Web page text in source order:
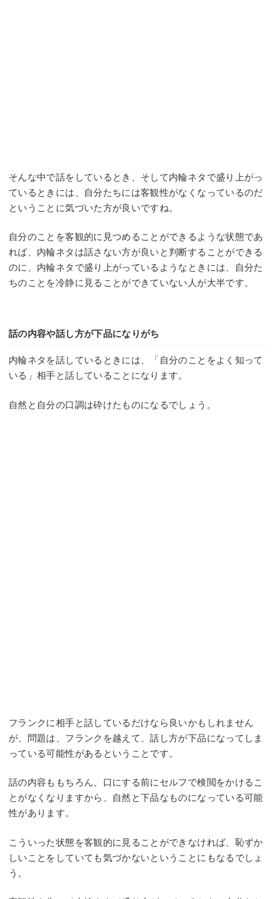
そんな中で話をしているとき、そして内輪ネタで盛り上がっ
ているときには、自分たちには客観性がなくなっているのだ
ということに気づいた方が良いですね。
自分のことを客観的に見つめることができるような状態であ
れば、内輪ネタは話さない方が良いと判断することができる
のに、内輪ネタで盛り上がっているようなときには、自分た
ちのことを冷静に見ることができていない人が大半です。
話の内容や話し方が下品になりがち
内輪ネタを話しているときには、「自分のことをよく知って
いる」相手と話していることになります。
自然と自分の口調は砕けたものになるでしょう。
フランクに相手と話しているだけなら良いかもしれません
が、問題は、フランクを越えて、話し方が下品になってしま
っている可能性があるということです。
話の内容ももちろん、口にする前にセルフで検閲をかけるこ
とがなくなりますから、自然と下品なものになっている可能
性があります。
こういった状態を客観的に見ることができなければ、恥ずか
しいことをしていても気づかないということにもなるでしょ
う。